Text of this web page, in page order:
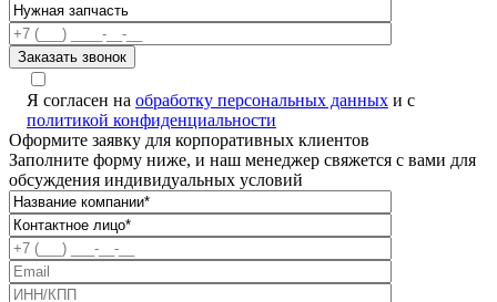
Я согласен на обработку персональных данных и с
политикой конфиденциальности
Оформите заявку для корпоративных клиентов
Заполните форму ниже, и наш менеджер свяжется с вами для
обсуждения индивидуальных условий